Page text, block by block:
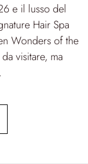
e il lusso del
Hair Spa
Wonders of the
visitare, ma